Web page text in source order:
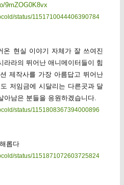
9mZOG0K8vx
status/1151710044406390784
온 현실 이야기 자체가 잘 쓰여진
라라의 뛰어난 애니메이터들이 힘
제작사를 가장 아름답고 뛰어난
저임금에 시달리는 다른곳과 달
남은 분들을 응원하겠습니다.
status/1151808367394000896
롭다
status/1151871072603725824